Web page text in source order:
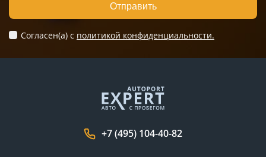
Отправить
Согласен(а) c политикой конфиденциальности.
+7 (495) 104-40-82